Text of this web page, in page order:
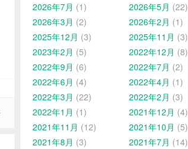
2026年7月 (1) 2026年5月 (22)
2026年3月 (2) 2026年2月 (1)
2025年12月 (3) 2025年11月 (3)
2023年2月 (5) 2022年12月 (8)
2022年9月 (6) 2022年7月 (2)
2022年6月 (4) 2022年4月 (1)
2022年3月 (22) 2022年2月 (3)
2022年1月 (1) 2021年12月 (4)
2021年11月 (12) 2021年10月 (5)
2021年8月 (3) 2021年7月 (14)